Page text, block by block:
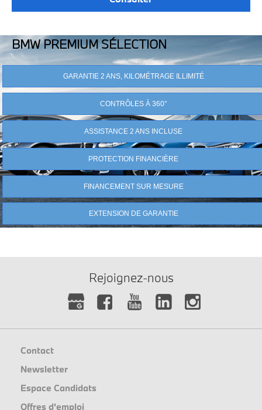
BMW PREMIUM SÉLECTION
GARANTIE 2 ANS, KILOMÉTRAGE ILLIMITÉ
CONTRÔLES À 360°
ASSISTANCE 2 ANS INCLUSE
PROTECTION FINANCIÈRE
FINANCEMENT SUR MESURE
EXTENSION DE GARANTIE
Rejoignez-nous
Contact
Newsletter
Espace Candidats
Offres d'emploi